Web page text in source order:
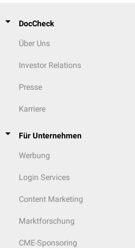
DocCheck
Über Uns
Investor Relations
Presse
Karriere
Für Unternehmen
Werbung
Login Services
Content Marketing
Marktforschung
CME-Sponsoring